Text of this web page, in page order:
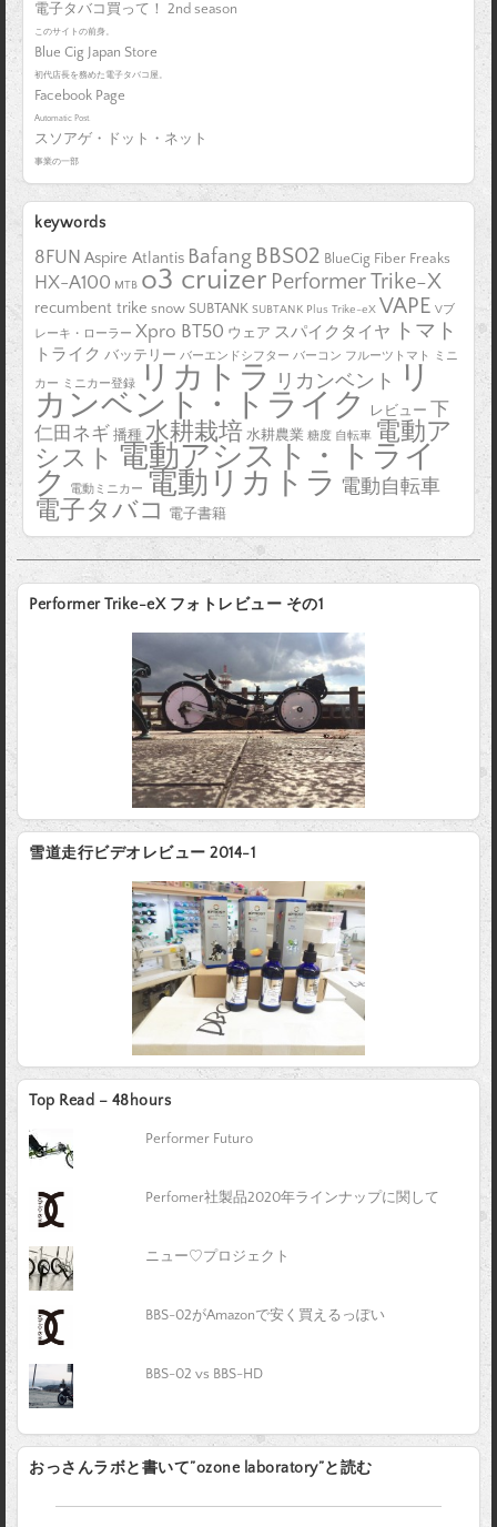
電子タバコ買って！ 2nd season
このサイトの前身。
Blue Cig Japan Store
初代店長を務めた電子タバコ屋。
Facebook Page
Automatic Post.
スソアゲ・ドット・ネット
事業の一部
keywords
8FUN Aspire Atlantis Bafang BBS02 BlueCig Fiber Freaks
HX-A100 MTB o3 cruizer Performer Trike-X
recumbent trike snow SUBTANK SUBTANK Plus Trike-eX VAPE Vブ
レーキ・ローラー Xpro BT50 ウェア スパイクタイヤ トマト
トライク バッテリー バーエンドシフター バーコン フルーツトマト ミニ
カー ミニカー登録 リカトラ リカンベント リ
カンベント・トライク レビュー 下
仁田ネギ 播種 水耕栽培 水耕農業 糖度 自転車 電動ア
シスト 電動アシスト・トライ
ク
電動ミニカー 電動リカトラ 電動自転車
電子タバコ 電子書籍
Performer Trike-eX フォトレビュー その1
雪道走行ビデオレビュー 2014-1
Top Read – 48hours
Performer Futuro
Perfomer社製品2020年ラインナップに関して
ニュー♡プロジェクト
BBS-02がAmazonで安く買えるっぽい
BBS-02 vs BBS-HD
おっさんラボと書いて”ozone laboratory”と読む